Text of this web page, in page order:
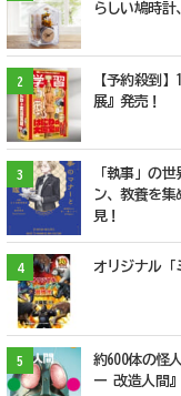
らしい鳩時計
2
【予約殺到
展』発売！
3
「執事」の
ン、教養を
見！
4 オリジナル
5
約600体の怪
ー 改造人間